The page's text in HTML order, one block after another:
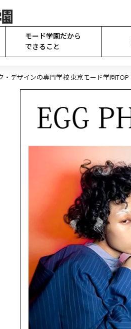
モード学園だから
できること
・デザインの専門学校 東京モード学園TOP